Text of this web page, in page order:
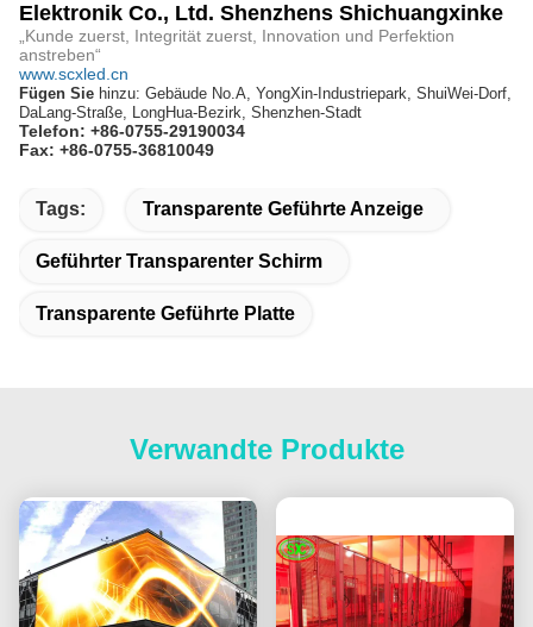
Elektronik Co., Ltd. Shenzhens Shichuangxinke
„Kunde zuerst, Integrität zuerst, Innovation und Perfektion
anstreben“
www.scxled.cn
Fügen Sie hinzu: Gebäude No.A, YongXin-Industriepark, ShuiWei-Dorf,
DaLang-Straße, LongHua-Bezirk, Shenzhen-Stadt
Telefon: +86-0755-29190034
Fax: +86-0755-36810049
Tags: Transparente Geführte Anzeige
Geführter Transparenter Schirm
Transparente Geführte Platte
Verwandte Produkte